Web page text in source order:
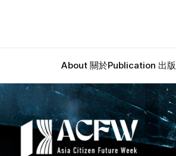
About 關於Publication 出版